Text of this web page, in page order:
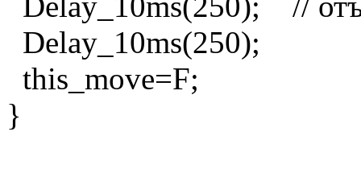
Delay_10ms(250);
this_move=F;
}